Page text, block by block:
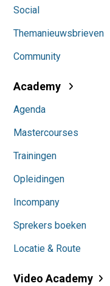
Social
Themanieuwsbrieven
Community
Academy
Agenda
Mastercourses
Trainingen
Opleidingen
Incompany
Sprekers boeken
Locatie & Route
Video Academy